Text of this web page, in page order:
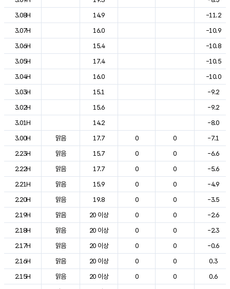
3.08H
14.9
-11.2
3.07H
16.0
-10.9
3.06H
15.4
-10.8
3.05H
17.4
-10.5
3.04H
16.0
-10.0
3.03H
15.1
-9.2
3.02H
15.6
-9.2
3.01H
14.2
-8.0
3.00H
맑음 17.7 0 0
-7.1
2.23H
맑음 15.7 0 0
-6.6
2.22H
맑음 17.7 0 0
-5.6
2.21H
맑음 15.9 0 0
-4.9
2.20H
맑음 19.8 0 0
-3.5
2.19H
맑음 20 이상 0 0
-2.6
2.18H
맑음 20 이상 0 0
-2.3
2.17H
맑음 20 이상 0 0
-0.6
2.16H
맑음 20 이상 0 0
0.3
2.15H
맑음 20 이상 0 0
0.6